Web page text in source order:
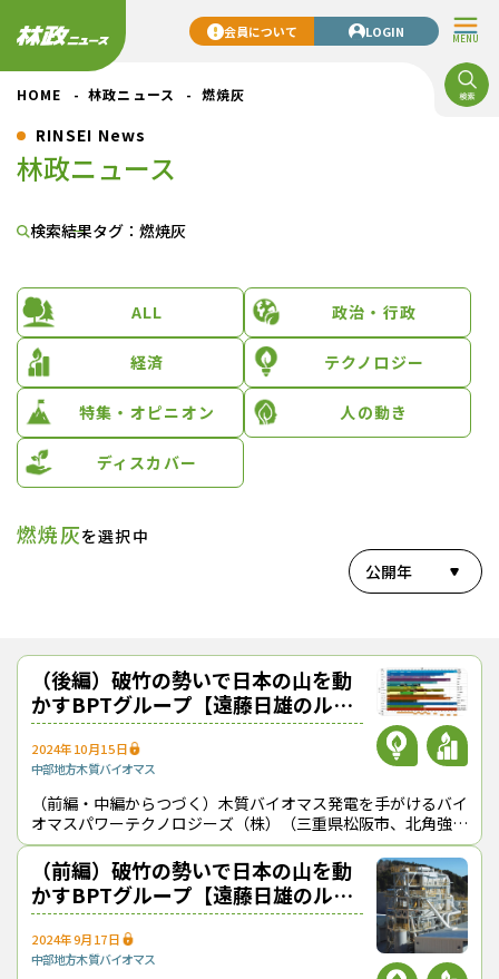
MENU
会員について LOGIN
HOME 林政ニュース 燃焼灰
RINSEI News
林政ニュース
検索結果タグ：燃焼灰
ALL 政治・行政
経済 テクノロジー
特集・オピニオン 人の動き
ディスカバー
燃焼灰を選択中
公開年
（後編）破竹の勢いで日本の山を動
かすBPTグループ【遠藤日雄のルポ
＆対論】
2024年10月15日
中部地方木質バイオマス
（前編・中編からつづく）木質バイオマス発電を手がけるバイ
オマスパワーテクノロジーズ（株）（三重県松阪市、北角強・
代表取締役社長）などで構成しているBPTグループは、森林
の管理・経営や燃焼灰の再利用など
（前編）破竹の勢いで日本の山を動
かすBPTグループ【遠藤日雄のルポ
＆対論】
2024年9月17日
中部地方木質バイオマス